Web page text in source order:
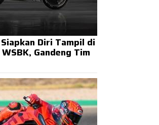
Diri Tampil di
Gandeng Tim